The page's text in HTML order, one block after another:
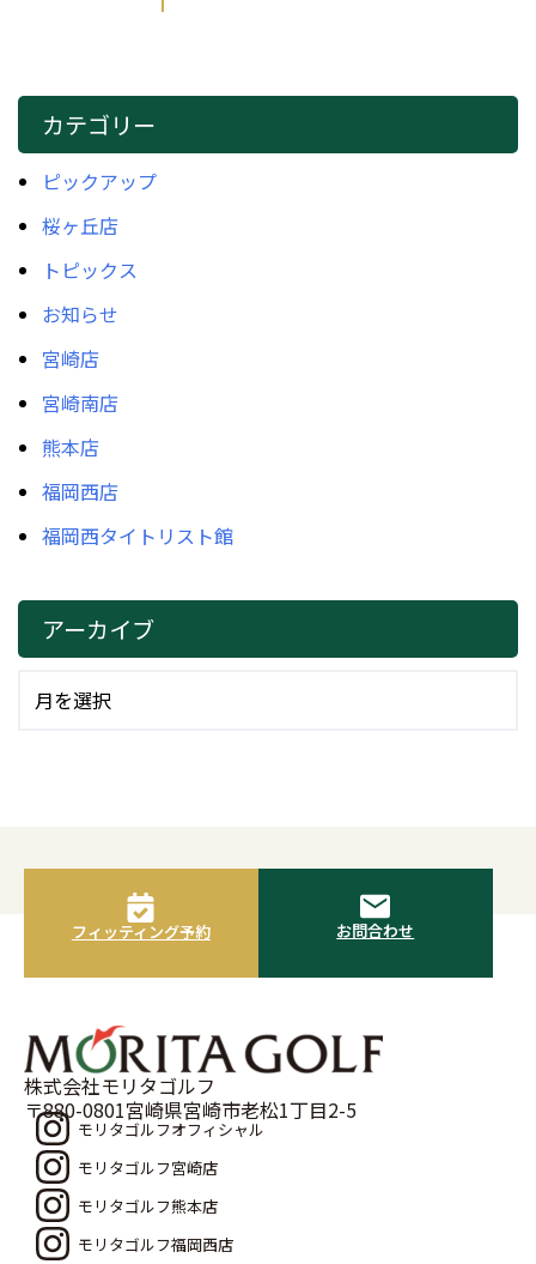
カテゴリー
ピックアップ
桜ヶ丘店
トピックス
お知らせ
宮崎店
宮崎南店
熊本店
福岡西店
福岡西タイトリスト館
アーカイブ
フィッティング予約 お問合わせ
株式会社モリタゴルフ
〒880-0801宮崎県宮崎市老松1丁目2-5
モリタゴルフオフィシャル
モリタゴルフ宮崎店
モリタゴルフ熊本店
モリタゴルフ福岡西店